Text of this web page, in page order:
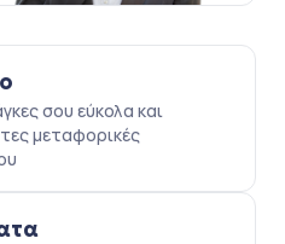
σου εύκολα και
μεταφορικές